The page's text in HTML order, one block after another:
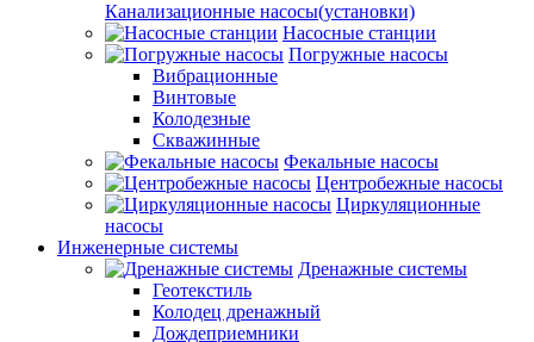
Канализационные насосы(установки)
Насосные станции
Погружные насосы
Вибрационные
Винтовые
Колодезные
Скважинные
Фекальные насосы
Центробежные насосы
Циркуляционные
насосы
Инженерные системы
Дренажные системы
Геотекстиль
Колодец дренажный
Дождеприемники